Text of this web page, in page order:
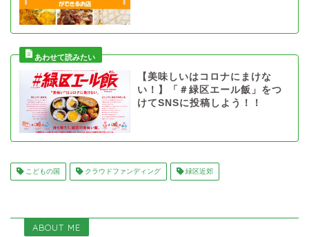
【美味しいはコロナにまけな
い！】「＃緑区エール飯」をつ
けてSNSに投稿しよう！！
こどもの国 クラウドファンディング 緑区近郊
ABOUT ME